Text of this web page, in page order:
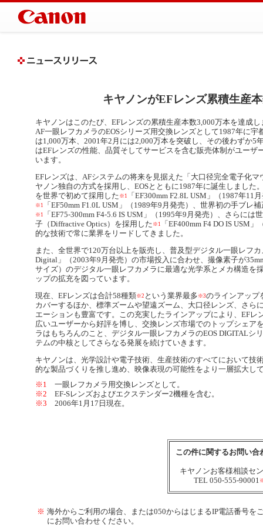
キヤノンがEFレンズ累積生産
キヤノンはこのたび、EFレンズの累積生産本数3,000万本を達成し
AF一眼レフカメラのEOSシリーズ用交換レンズとして1987年に
は1,000万本、2001年2月には2,000万本を突破し、その後わずか5
はEFレンズの性能、品質そしてサービスを含む販売体制がユー
います。
EFレンズは、AFシステムの将来を見据えた「大口径完全電子化
ヤノン独自の方式を採用し、EOSとともに1987年に誕生しました
を世界で初めて採用した ※1 「EF300mm F2.8L USM」（1987年
※1 「EF50mm F1.0L USM」（1989年9月発売）、世界初の手ブレ
※1
「EF75-300mm F4-5.6 IS USM」（1995年9月発売）、さらに
子（Diffractive Optics）を採用した ※1
「EF400mm F4 DO IS USM
的な技術で常に業界をリードしてきました。
また、全世界で120万台以上を販売し、普及型デジタル一眼レフ
Digital」（2003年9月発売）の市場投入に合わせ、撮像素子が
サイズ）のデジタル一眼レフカメラに最適な光学系とメカ構造を
ップの拡充を図っています。
現在、EFレンズは合計58種類※2 という業界最多 ※3のラインアップ
カバーするほか、標準ズームや望遠ズーム、大口径レンズ、さら
エーションも豊富です。この充実したラインアップにより、EF
広いユーザーから好評を博し、交換レンズ市場でのトップシェア
ラはもちろんのこと、デジタル一眼レフカメラのEOS DIGITALシ
テムの中核としてさらなる発展を続けていきます。
キヤノンは、光学設計や電子技術、生産技術のすべてにおいて技
的な製品づくりを推し進め、映像表現の可能性をより一層拡大し
※1 一眼レフカメラ用交換レンズとして。
※2 EF-Sレンズおよびエクステンダー2機種を含む。
※3 2006年1月17日現在。
この件に関するお問い合
キヤノンお客様相談セ
TEL 050-555-90001
※ 海外からご利用の場合、または050からはじまるIP電話番号を
にお問い合わせください。